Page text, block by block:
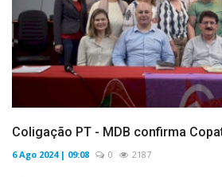
Coligação PT - MDB confirma
6 Ago 2024 | 09:08 0 2187